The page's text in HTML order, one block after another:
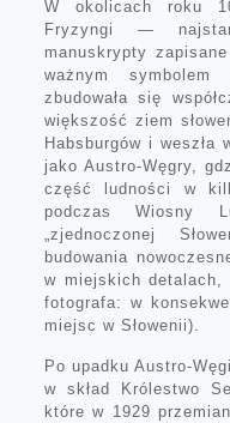
W okolicach roku
Fryzyngi —
manuskrypty
ważnym
zbudowała się
większość ziem
Habsburgów i weszła
jako Austro-Węgry,
część ludności w
podczas Wiosny
„zjednoczonej
budowania
w miejskich
fotografa: w
miejsc w Słowenii).
Po upadku Austro-
w skład Królestwo
które w 1929